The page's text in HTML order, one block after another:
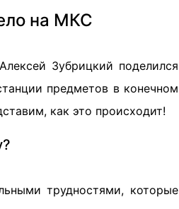
на МКС
Зубрицкий поделился
предметов в конечном
как это происходит!
трудностями, которые